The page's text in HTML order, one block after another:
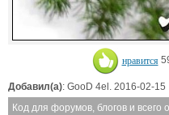
нравится
Добавил(а): GooD 4el. 2016-02-15
Код для форумов, блогов и всего